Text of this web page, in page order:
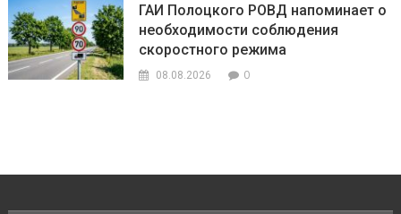
ГАИ Полоцкого РОВД напоминает о
необходимости соблюдения
скоростного режима
08.08.2026 0